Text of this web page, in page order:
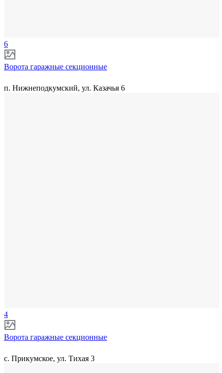
6
Ворота гаражные секционные
п. Нижнеподкумский, ул. Казачья 6
4
Ворота гаражные секционные
с. Прикумское, ул. Тихая 3